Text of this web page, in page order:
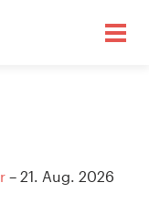
– 21. Aug. 2026